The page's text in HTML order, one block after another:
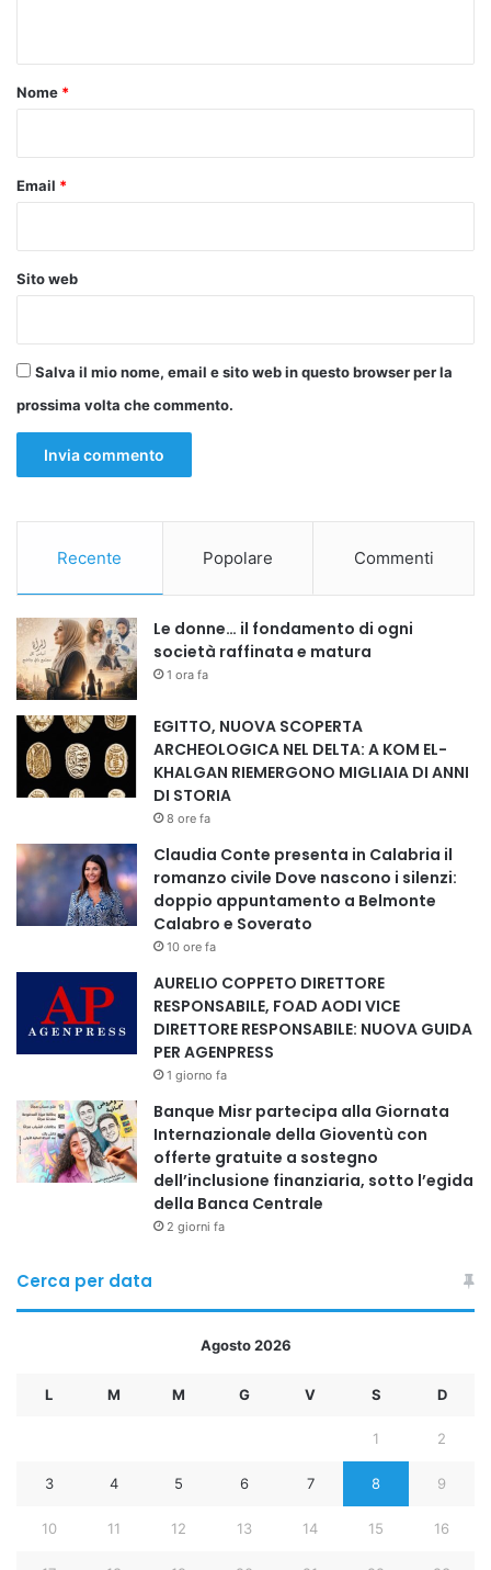
o
Nome *
Email *
Sito web
Salva il mio nome, email e sito web in questo browser per la
prossima volta che commento.
Recente Popolare Commenti
Le donne… il fondamento di ogni
società raffinata e matura
1 ora fa
EGITTO, NUOVA SCOPERTA
ARCHEOLOGICA NEL DELTA: A KOM EL-
KHALGAN RIEMERGONO MIGLIAIA DI ANNI
DI STORIA
8 ore fa
Claudia Conte presenta in Calabria il
romanzo civile Dove nascono i silenzi:
doppio appuntamento a Belmonte
Calabro e Soverato
10 ore fa
AURELIO COPPETO DIRETTORE
RESPONSABILE, FOAD AODI VICE
DIRETTORE RESPONSABILE: NUOVA GUIDA
PER AGENPRESS
1 giorno fa
Banque Misr partecipa alla Giornata
Internazionale della Gioventù con
offerte gratuite a sostegno
dell’inclusione finanziaria, sotto l’egida
della Banca Centrale
2 giorni fa
Cerca per data
Agosto 2026
L M M G V S D
1 2
3 4 5 6 7 8 9
10 11 12 13 14 15 16